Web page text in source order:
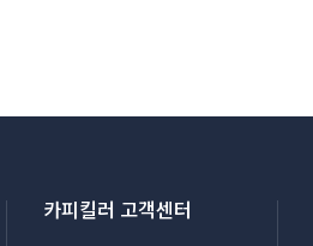
카피킬러 고객센터